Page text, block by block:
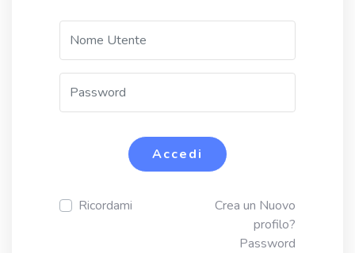
Accedi
Ricordami
Crea un Nuovo
profilo?
Password